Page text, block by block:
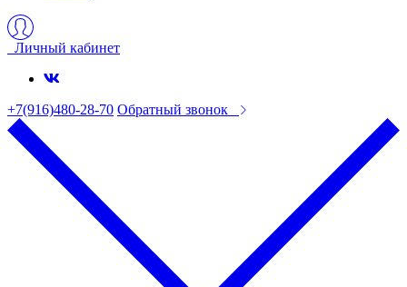
Личный кабинет
+7(916)480-28-70 Обратный звонок